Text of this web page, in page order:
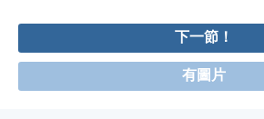
下一節！
有圖片